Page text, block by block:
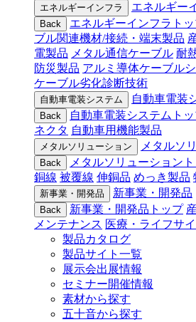
エネルギーインフラ エネルギー
Back エネルギーインフラト
ブル関連機材/接続・端末製品
電製品 メタル通信ケーブル 耐
防災製品 アルミ導体ケーブル
ケーブル劣化診断技術
自動車電装システム 自動車電装
Back 自動車電装システムト
ネクタ 自動車用機能製品
メタルソリューション メタルソ
Back メタルソリューション
銅線 被覆線 伸銅品 めっき製品
新事業・開発品 新事業・開発品
Back 新事業・開発品トップ
メンテナンス 医療・ライフサ
製品カタログ
製品サイト一覧
展示会出展情報
セミナー開催情報
素材から探す
五十音から探す